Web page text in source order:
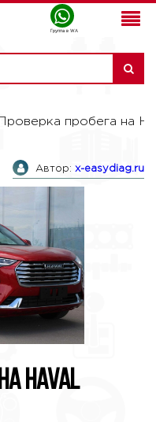
Группа в WA
Проверка пробега на
Автор: x-easydiag.ru
Haval